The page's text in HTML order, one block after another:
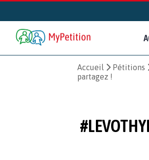
Accueil Pétitions
partagez !